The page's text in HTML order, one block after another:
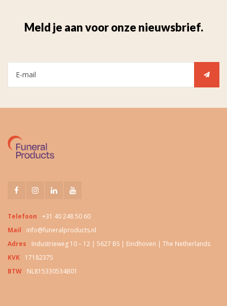
Meld je aan voor onze nieuwsbrief.
Telefoon
+31 40 248 50 60
Mail
info@funeralproducts.nl
Adres
Industrieweg 10 – 12 | 5627 BS | Eindhoven | The Netherlands
KVK
17182375
BTW
NL815330534B01